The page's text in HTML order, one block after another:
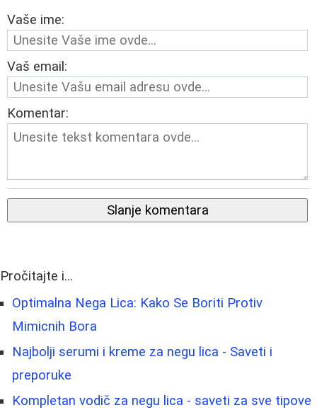
Vaše ime:
Vaš email:
Komentar:
Slanje komentara
Pročitajte i...
Optimalna Nega Lica: Kako Se Boriti Protiv
Mimicnih Bora
Najbolji serumi i kreme za negu lica - Saveti i
preporuke
Kompletan vodič za negu lica - saveti za sve tipove